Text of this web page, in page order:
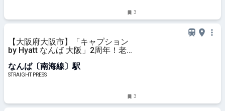
3
【大阪府大阪市】「キャプション
by Hyatt なんば 大阪」2周年！老舗
なんば〔南海線〕駅
STRAIGHT PRESS
3